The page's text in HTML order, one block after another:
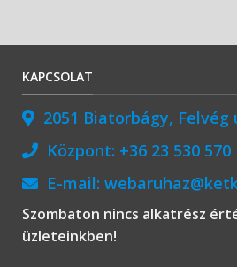
KAPCSOLAT
2051 Biatorbágy, Felvég
Központ: +36 23 530 570
E-mail:
Szombaton nincs alkatrész
üzleteinkben!